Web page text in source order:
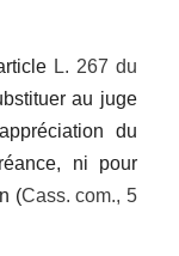
L. 267 du
au juge
du
ni pour
(Cass. com., 5